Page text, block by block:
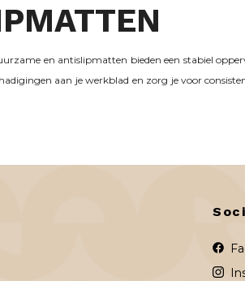
en antislipmatten bieden een stabiel
aan je werkblad en zorg je voor